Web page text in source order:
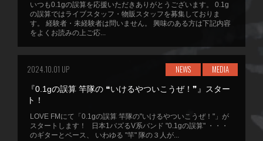
いつも0.1gの誤算を応援いただきありがとうございます。 0.1g
の誤算ではライブスタッフ・物販スタッフを募集しておりま
す。 経験者・未経験者は問いません。 興味のある方は下記内容
をよくお読みの上ご応...
2024.10.01 UP NEWS MEDIA
『0.1gの誤算 竿隊の ❝いけるやついこうぜ！❞』スター
ト！
LOVE FMにて「0.1gの誤算 竿隊の"いけるやついこうぜ！"」が
スタートします！ 日本1バズるV系バンド "0.1gの誤算" ・・・
のギターとベース、 いわゆる "竿" 隊の３人が...